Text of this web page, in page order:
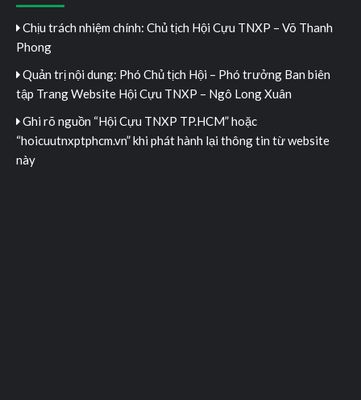
Chịu trách nhiệm chính: Chủ tịch Hội Cựu TNXP – Võ Thanh
Phong
Quản trị nội dung: Phó Chủ tịch Hội – Phó trưởng Ban biên
tập Trang Website Hội Cựu TNXP – Ngô Long Xuân
Ghi rõ nguồn “Hội Cựu TNXP TP.HCM” hoặc
“hoicuutnxptphcm.vn” khi phát hành lại thông tin từ website
này